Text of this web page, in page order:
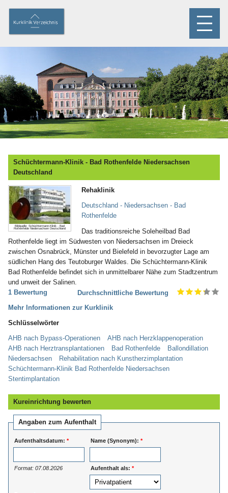
Schüchtermann-Klinik - Bad Rothenfelde Niedersachsen
Deutschland
Bildquelle: Schüchtermann-Klinik - Bad
Rothenfelde Niedersachsen Deutschland
Rehaklinik
Deutschland - Niedersachsen - Bad
Rothenfelde
Das traditionsreiche Soleheilbad Bad
Rothenfelde liegt im Südwesten von Niedersachsen im Dreieck
zwischen Osnabrück, Münster und Bielefeld in bevorzugter Lage am
südlichen Hang des Teutoburger Waldes. Die Schüchtermann-Klinik
Bad Rothenfelde befindet sich in unmittelbarer Nähe zum Stadtzentrum
und unweit der Salinen.
1 Bewertung
Durchschnittliche Bewertung
Mehr Informationen zur Kurklinik
Schlüsselwörter
AHB nach Bypass-Operationen
AHB nach Herzklappenoperation
AHB nach Herztransplantationen
Bad Rothenfelde
Ballondillation
Niedersachsen
Rehabilitation nach Kunstherzimplantation
Schüchtermann-Klinik Bad Rothenfelde Niedersachsen
Stentimplantation
Kureinrichtung bewerten
Angaben zum Aufenthalt
Aufenthaltsdatum: *
Format: 07.08.2026
Name (Synonym): *
Aufenthalt als: *